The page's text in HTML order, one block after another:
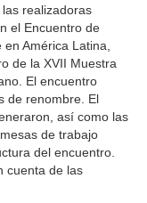
realizadoras
el Encuentro de
América Latina,
de la XVII Muestra
El encuentro
de renombre. El
así como las
de trabajo
del encuentro.
cuenta de las